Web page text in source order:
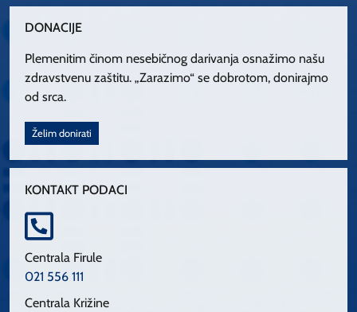
DONACIJE
Plemenitim činom nesebičnog darivanja osnažimo našu
zdravstvenu zaštitu. „Zarazimo“ se dobrotom, donirajmo
od srca.
Želim donirati
KONTAKT PODACI
Centrala Firule
021 556 111
Centrala Križine